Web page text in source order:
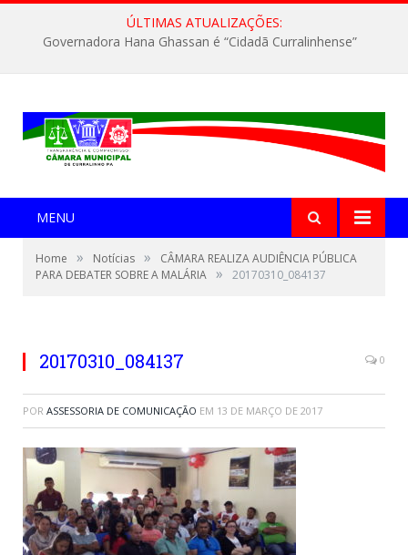
ÚLTIMAS ATUALIZAÇÕES:
Governadora Hana Ghassan é “Cidadã Curralinhense”
MENU
Home » Notícias »
CÂMARA REALIZA AUDIÊNCIA PÚBLICA
PARA DEBATER SOBRE A MALÁRIA » 20170310_084137
20170310_084137 0
POR ASSESSORIA DE COMUNICAÇÃO EM 13 DE MARÇO DE 2017